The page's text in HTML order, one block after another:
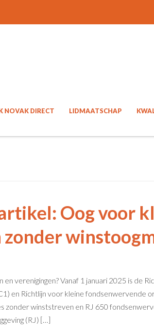
NOVAK DIRECT LIDMAATSCHAP
Oog voor
verenigingen? Vanaf 1 januari 2025 is de
en Richtlijn voor kleine fondsenwervende
zonder winststreven en RJ 650
(RJ) […]